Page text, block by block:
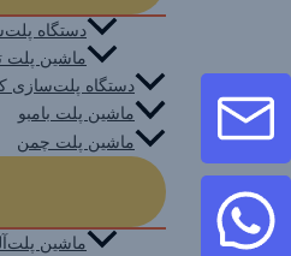
دستگاه
ماشین پلت
دستگاه پلت‌سازی
ماشین پلت بامبو
ماشین پلت چمن
ماشین